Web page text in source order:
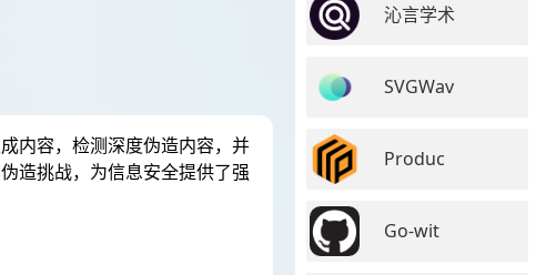
内容，检测深度伪造内容，并
造挑战，为信息安全提供了强
沁言学术
SVGWav
Produc
Go-wit